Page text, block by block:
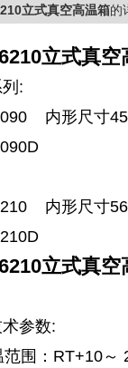
立式真空高温箱的
立式真空
:
内形尺寸
6090D
内形尺寸
6210D
立式真空
参数:
范围：RT+10